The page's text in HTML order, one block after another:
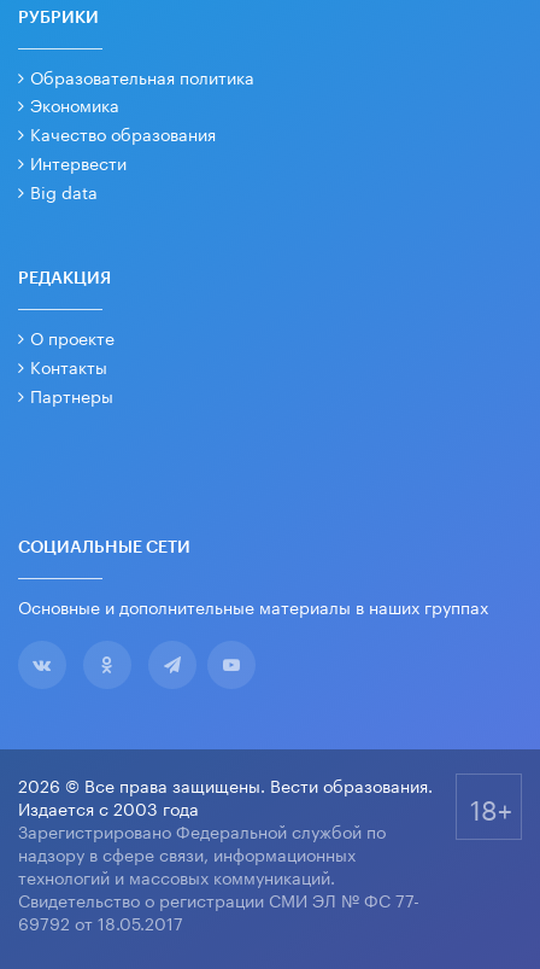
РУБРИКИ
Образовательная политика
Экономика
Качество образования
Интервести
Big data
РЕДАКЦИЯ
О проекте
Контакты
Партнеры
СОЦИАЛЬНЫЕ СЕТИ
Основные и дополнительные материалы в наших группах
2026 © Все права защищены. Вести образования.
Издается с 2003 года
Зарегистрировано Федеральной службой по
надзору в сфере связи, информационных
технологий и массовых коммуникаций.
Свидетельство о регистрации СМИ ЭЛ № ФС 77-
69792 от 18.05.2017
18+